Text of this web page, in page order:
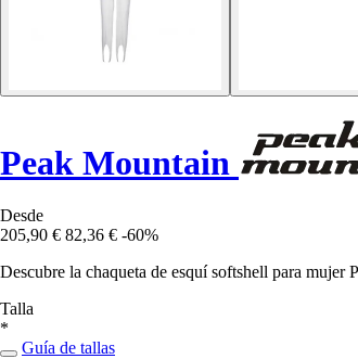
Peak Mountain
Desde
205,90 € 82,36 € -60%
Descubre la chaqueta de esquí softshell para
Talla
*
Guía de tallas